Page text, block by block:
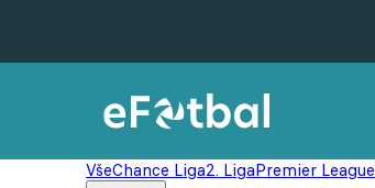
VšeChance Liga2. LigaPremier League